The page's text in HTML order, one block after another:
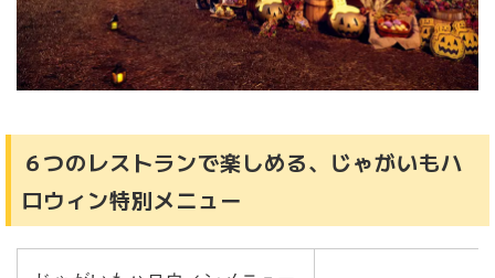
６つのレストランで楽しめる、じゃがいもハ
ロウィン特別メニュー